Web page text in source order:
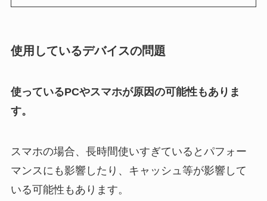
使用しているデバイスの問題
使っているPCやスマホが原因の可能性もありま
す。
スマホの場合、長時間使いすぎているとパフォー
マンスにも影響したり、キャッシュ等が影響して
いる可能性もあります。